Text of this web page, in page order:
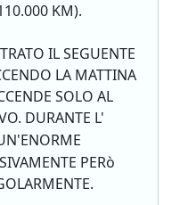
KM).
IL SEGUENTE
LA MATTINA
SOLO AL
DURANTE L'
PERò